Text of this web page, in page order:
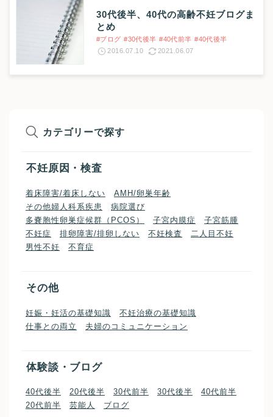
30代後半、40代の高齢不妊ブログま
とめ
#ブログ #30代後半 #40代前半 #40代後半
2016.07.10
2021.06.07
カテゴリーで探す
不妊原因・検査
着床障害/着床しない
AMH/卵巣年齢
その他婦人科系疾患
病院選び
多嚢胞性卵巣症候群（PCOS）
子宮内膜症
子宮筋腫
不妊症
排卵障害/排卵しない 不妊検査
二人目不妊
男性不妊
不育症
その他
妊娠・妊活の基礎知識
不妊治療の基礎知識
仕事との両立
夫婦のコミュニケーション
体験談・ブログ
40代後半 20代後半 30代前半 30代後半
40代前半
20代前半
芸能人 ブログ